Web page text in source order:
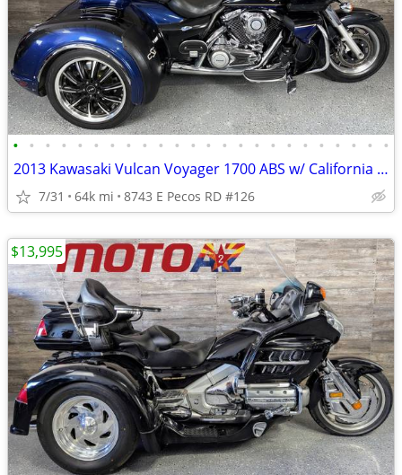
• • • • • • • • • • • • • • • • • • • • • • • •
2013 Kawasaki Vulcan Voyager 1700 ABS w/ California Side Car Trike Kit
7/31 64k mi 8743 E Pecos RD #126
$13,995